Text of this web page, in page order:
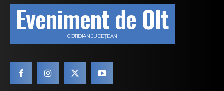
Eveniment de Olt
COTIDIAN JUDEȚEAN